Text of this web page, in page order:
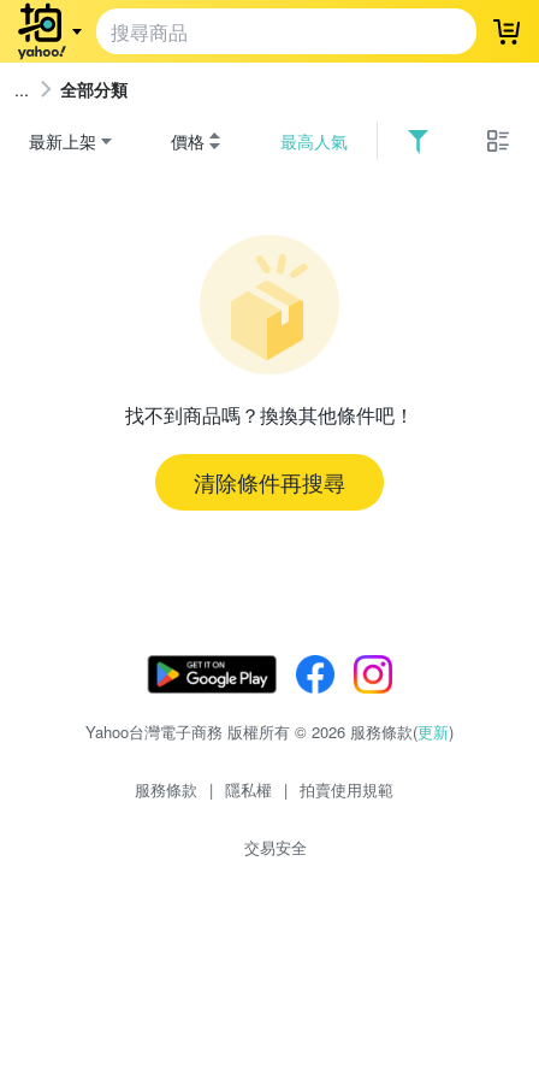
登
全部分類
最新上架 價格 最高人氣
找不到商品嗎？換換其他條件吧！
清除條件再搜尋
Yahoo台灣電子商務 版權所有 © 2026 服務條款(更新)
服務條款 | 隱私權 | 拍賣使用規範
交易安全